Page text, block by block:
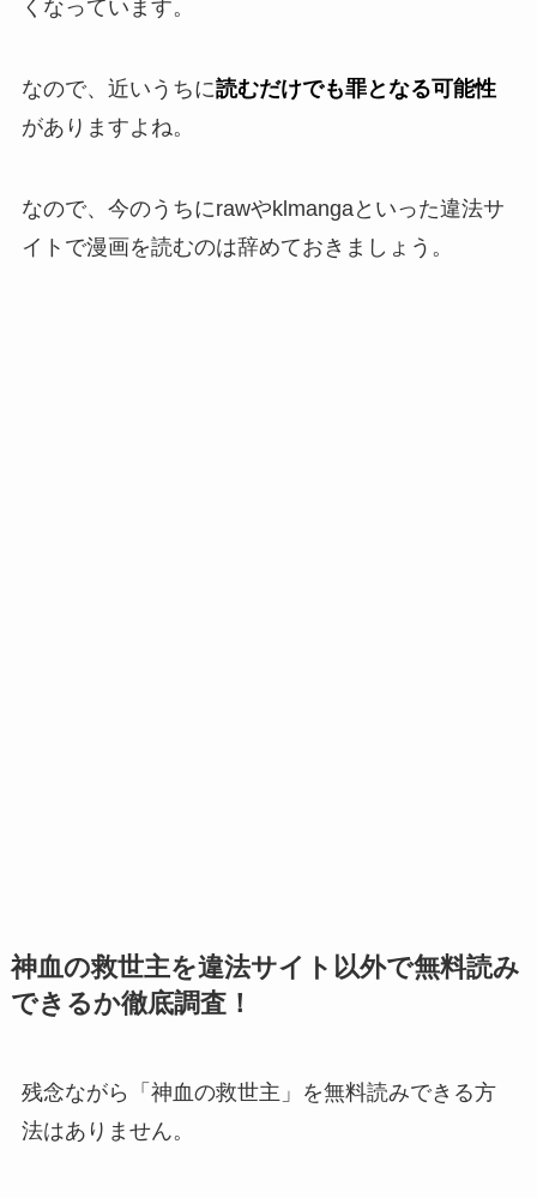
くなっています。
なので、近いうちに読むだけでも罪となる可能性
がありますよね。
なので、今のうちにrawやklmangaといった違法サ
イトで漫画を読むのは辞めておきましょう。
神血の救世主を違法サイト以外で無料読み
できるか徹底調査！
残念ながら「神血の救世主」を無料読みできる方
法はありません。